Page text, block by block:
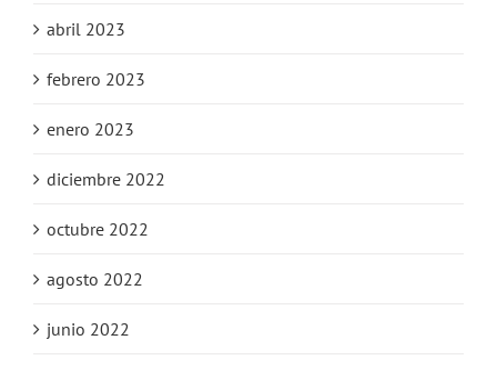
abril 2023
febrero 2023
enero 2023
diciembre 2022
octubre 2022
agosto 2022
junio 2022